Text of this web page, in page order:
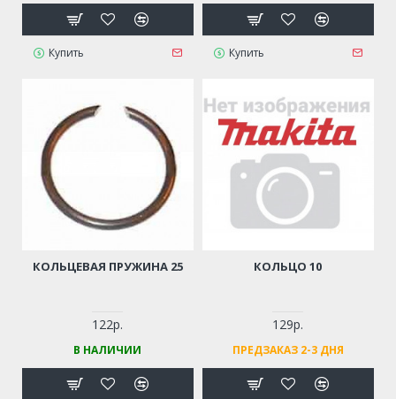
Купить Купить
КОЛЬЦЕВАЯ ПРУЖИНА 25
122р.
В НАЛИЧИИ
КОЛЬЦО 10
129р.
ПРЕДЗАКАЗ 2-3 ДНЯ